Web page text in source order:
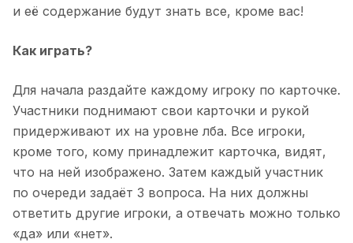
и её содержание будут знать все, кроме вас!
Как играть?
Для начала раздайте каждому игроку по карточке.
Участники поднимают свои карточки и рукой
придерживают их на уровне лба. Все игроки,
кроме того, кому принадлежит карточка, видят,
что на ней изображено. Затем каждый участник
по очереди задаёт 3 вопроса. На них должны
ответить другие игроки, а отвечать можно только
«да» или «нет».